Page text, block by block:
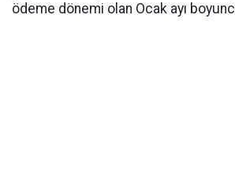
ödeme dönemi olan Ocak ayı